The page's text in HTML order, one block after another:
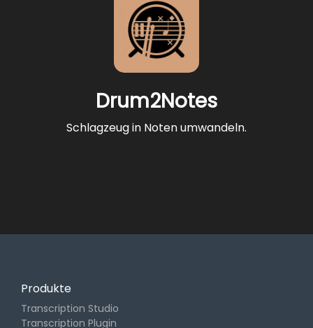
Drum2Notes
Schlagzeug in Noten umwandeln.
Produkte
Transcription Studio
Transcription Plugin